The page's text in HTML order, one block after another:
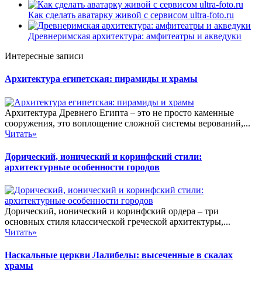
Как сделать аватарку живой с сервисом ultra-foto.ru
Древнеримская архитектура: амфитеатры и акведуки
Интересные записи
Архитектура египетская: пирамиды и храмы
Архитектура Древнего Египта – это не просто каменные
сооружения, это воплощение сложной системы верований,...
Читать»
Дорический, ионический и коринфский стили:
архитектурные особенности городов
Дорический, ионический и коринфский ордера – три
основных стиля классической греческой архитектуры,...
Читать»
Наскальные церкви Лалибелы: высеченные в скалах
храмы